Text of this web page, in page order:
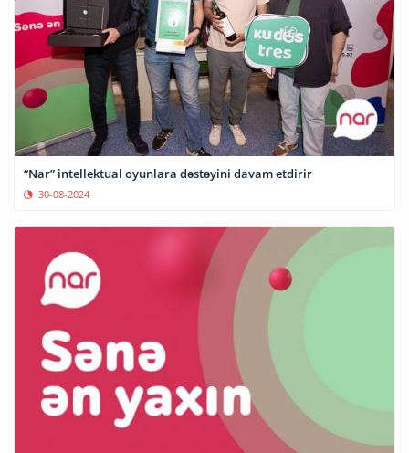
“Nar” intellektual oyunlara dəstəyini davam etdirir
30-08-2024